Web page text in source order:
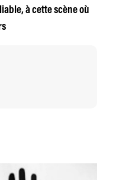
à cette scène où